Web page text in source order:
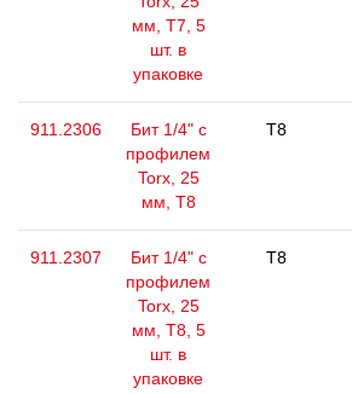
мм, Т7, 5
шт. в
упаковке
911.2306
Бит 1/4" с
профилем
Torx, 25
мм, Т8
T8
911.2307
Бит 1/4" с
профилем
Torx, 25
мм, Т8, 5
шт. в
упаковке
T8